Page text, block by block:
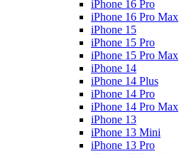
iPhone 16 Pro
iPhone 16 Pro Max
iPhone 15
iPhone 15 Pro
iPhone 15 Pro Max
iPhone 14
iPhone 14 Plus
iPhone 14 Pro
iPhone 14 Pro Max
iPhone 13
iPhone 13 Mini
iPhone 13 Pro